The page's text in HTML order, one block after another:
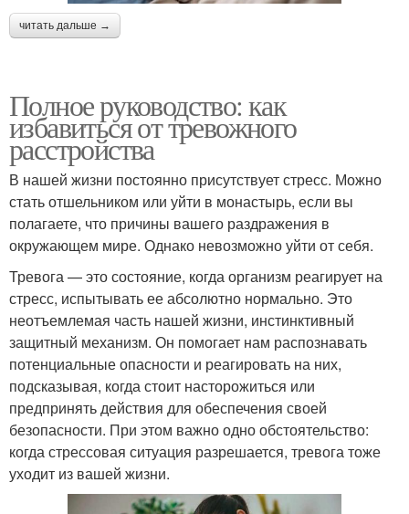
читать дальше →
Полное руководство: как
избавиться от тревожного
расстройства
В нашей жизни постоянно присутствует стресс. Можно
стать отшельником или уйти в монастырь, если вы
полагаете, что причины вашего раздражения в
окружающем мире. Однако невозможно уйти от себя.
Тревога — это состояние, когда организм реагирует на
стресс, испытывать ее абсолютно нормально. Это
неотъемлемая часть нашей жизни, инстинктивный
защитный механизм. Он помогает нам распознавать
потенциальные опасности и реагировать на них,
подсказывая, когда стоит насторожиться или
предпринять действия для обеспечения своей
безопасности. При этом важно одно обстоятельство:
когда стрессовая ситуация разрешается, тревога тоже
уходит из вашей жизни.